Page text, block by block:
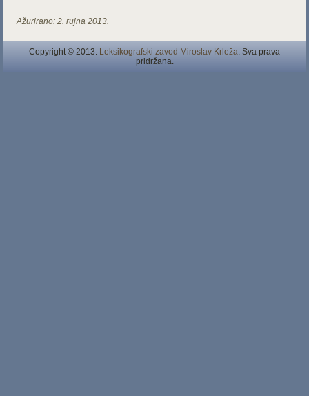
Ažurirano: 2. rujna 2013.
Copyright © 2013. Leksikografski zavod Miroslav Krleža. Sva prava
pridržana.